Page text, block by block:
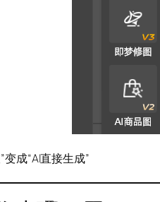
成“AI直接生成”